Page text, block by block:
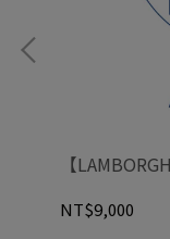
【
NT$9,000